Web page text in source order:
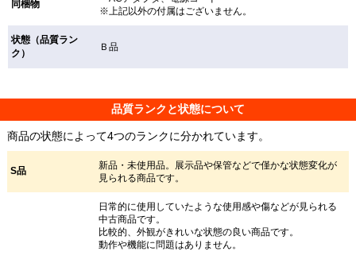
同梱物
※上記以外の付属はございません。
状態（品質ラン
ク）
Ｂ品
品質ランクと状態について
商品の状態によって4つのランクに分かれています。
S品
新品・未使用品。展示品や保管などで僅かな状態変化が
見られる商品です。
日常的に使用していたような使用感や傷などが見られる
中古商品です。
比較的、外観がきれいな状態の良い商品です。
動作や機能に問題はありません。